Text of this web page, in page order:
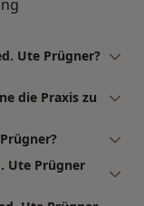
Ute Prügner?
die Praxis zu
Ute Prügner